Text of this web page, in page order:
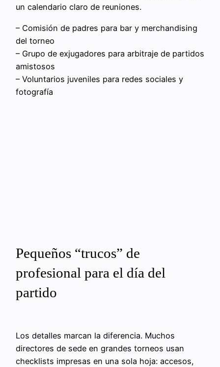
un calendario claro de reuniones.
– Comisión de padres para bar y merchandising
del torneo
– Grupo de exjugadores para arbitraje de partidos
amistosos
– Voluntarios juveniles para redes sociales y
fotografía
Pequeños “trucos” de
profesional para el día del
partido
Los detalles marcan la diferencia. Muchos
directores de sede en grandes torneos usan
checklists impresas en una sola hoja: accesos,